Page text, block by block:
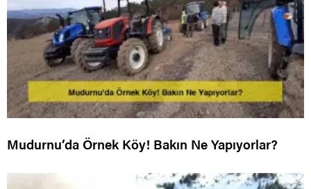
Mudurnu’da Örnek Köy! Bakın Ne Yapıyorlar?